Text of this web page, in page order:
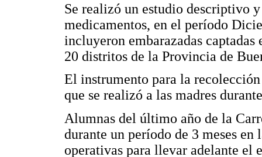
Se realizó un estudio descriptivo
medicamentos, en el período
incluyeron embarazadas
20 distritos de la Provincia de
El instrumento para la
que se realizó a las madres
Alumnas del último año de la
durante un período de 3 meses
operativas para llevar adelante el